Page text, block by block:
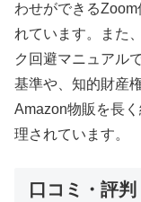
わせができる
れています。また
ク回避マニュアル
基準や、知的財産
Amazon物販を長
理されています。
口コミ・評判